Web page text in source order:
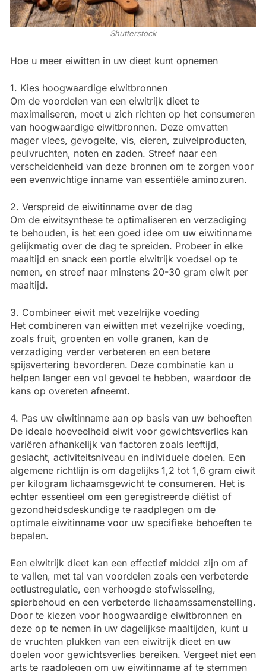
Shutterstock
Hoe u meer eiwitten in uw dieet kunt opnemen
1. Kies hoogwaardige eiwitbronnen
Om de voordelen van een eiwitrijk dieet te
maximaliseren, moet u zich richten op het consumeren
van hoogwaardige eiwitbronnen. Deze omvatten
mager vlees, gevogelte, vis, eieren, zuivelproducten,
peulvruchten, noten en zaden. Streef naar een
verscheidenheid van deze bronnen om te zorgen voor
een evenwichtige inname van essentiële aminozuren.
2. Verspreid de eiwitinname over de dag
Om de eiwitsynthese te optimaliseren en verzadiging
te behouden, is het een goed idee om uw eiwitinname
gelijkmatig over de dag te spreiden. Probeer in elke
maaltijd en snack een portie eiwitrijk voedsel op te
nemen, en streef naar minstens 20-30 gram eiwit per
maaltijd.
3. Combineer eiwit met vezelrijke voeding
Het combineren van eiwitten met vezelrijke voeding,
zoals fruit, groenten en volle granen, kan de
verzadiging verder verbeteren en een betere
spijsvertering bevorderen. Deze combinatie kan u
helpen langer een vol gevoel te hebben, waardoor de
kans op overeten afneemt.
4. Pas uw eiwitinname aan op basis van uw behoeften
De ideale hoeveelheid eiwit voor gewichtsverlies kan
variëren afhankelijk van factoren zoals leeftijd,
geslacht, activiteitsniveau en individuele doelen. Een
algemene richtlijn is om dagelijks 1,2 tot 1,6 gram eiwit
per kilogram lichaamsgewicht te consumeren. Het is
echter essentieel om een geregistreerde diëtist of
gezondheidsdeskundige te raadplegen om de
optimale eiwitinname voor uw specifieke behoeften te
bepalen.
Een eiwitrijk dieet kan een effectief middel zijn om af
te vallen, met tal van voordelen zoals een verbeterde
eetlustregulatie, een verhoogde stofwisseling,
spierbehoud en een verbeterde lichaamssamenstelling.
Door te kiezen voor hoogwaardige eiwitbronnen en
deze op te nemen in uw dagelijkse maaltijden, kunt u
de vruchten plukken van een eiwitrijk dieet en uw
doelen voor gewichtsverlies bereiken. Vergeet niet een
arts te raadplegen om uw eiwitinname af te stemmen